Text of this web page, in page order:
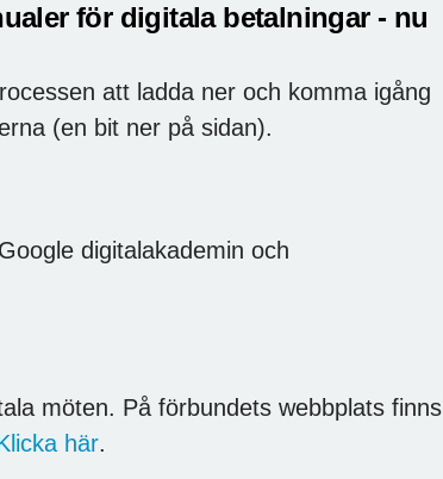
för digitala betalningar - nu
att ladda ner och komma igång
(en bit ner på sidan).
digitalakademin och
möten. På förbundets webbplats finns
här.